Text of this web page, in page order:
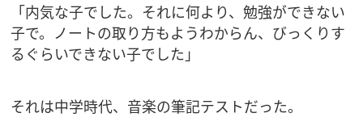
「内気な子でした。それに何より、勉強ができない
子で。ノートの取り方もようわからん、びっくりす
るぐらいできない子でした」
それは中学時代、音楽の筆記テストだった。